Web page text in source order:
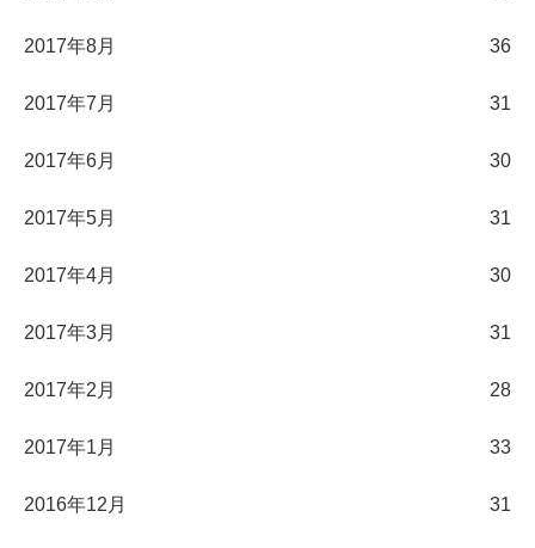
2017年8月 36
2017年7月 31
2017年6月 30
2017年5月 31
2017年4月 30
2017年3月 31
2017年2月 28
2017年1月 33
2016年12月 31